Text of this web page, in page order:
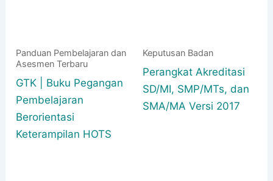
Panduan Pembelajaran dan
Asesmen Terbaru
GTK | Buku Pegangan
Pembelajaran
Berorientasi
Keterampilan HOTS
Keputusan Badan
Perangkat Akreditasi
SD/MI, SMP/MTs, dan
SMA/MA Versi 2017